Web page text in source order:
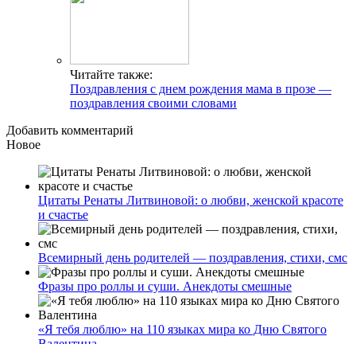
Читайте также:
Поздравления с днем рождения мама в прозе —
поздравления своими словами
Добавить комментарий
Новое
Цитаты Ренаты Литвиновой: о любви, женской красоте
и счастье
Всемирный день родителей — поздравления, стихи, смс
Фразы про роллы и суши. Анекдоты смешные
«Я тебя люблю» на 110 языках мира ко Дню Святого